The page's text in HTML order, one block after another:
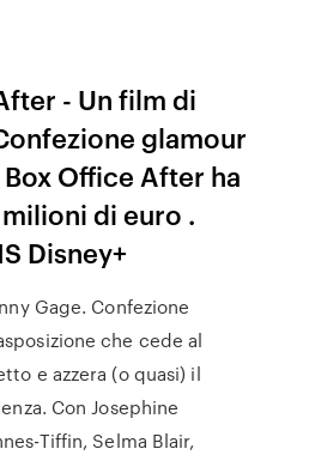
- Un film di
glamour
Office After ha
di euro .
Disney+
Gage. Confezione
che cede al
e azzera (o quasi) il
Con Josephine
Tiffin, Selma Blair,